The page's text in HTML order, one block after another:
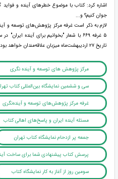
اشاره کرد: کتاب با موضوع خطرهای آینده و فواید
جوان کنیم؟ و...
لازم به ذکر است غرفه مرکز پژوهش‌های توسعه و
۵ غرفه ۶۶۹ با شعار "بخوانیم برای آینده
تاریخ ۲۷ اردیبهشت‌ماه میزبان علاقه‌مندان خواهد بود.
مرکز پژوهش های توسعه و آینده نگری
سی و ششمین نمایشگاه بین‌المللی کتاب
غرفه مرکز پژوهش‌های توسعه و آینده‌نگری
مسئله آینده ایران و پاسخ‌های اهالی کتاب
جمعه پر ازدحام نمایشگاه کتاب تهران
پرسش کتاب پیشنهادی شما برای ساخت
سومین روز از آغاز به کار نمایشگاه کتاب